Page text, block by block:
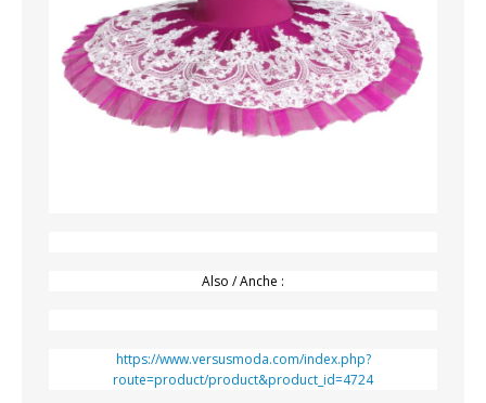
Also / Anche :
https://www.versusmoda.com/index.php?
route=product/product&product_id=4724